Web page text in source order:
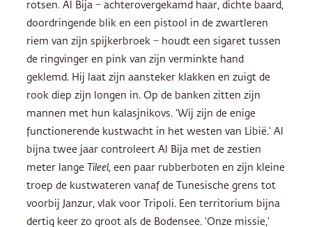
rotsen. Al Bija − achterovergekamd haar, dichte baard,
doordringende blik en een pistool in de zwartleren
riem van zijn spijkerbroek − houdt een sigaret tussen
de ringvinger en pink van zijn verminkte hand
geklemd. Hij laat zijn aansteker klakken en zuigt de
rook diep zijn longen in. Op de banken zitten zijn
mannen met hun kalasjnikovs. ‘Wij zijn de enige
functionerende kustwacht in het westen van Libië.’ Al
bijna twee jaar controleert Al Bija met de zestien
meter lange Tileel, een paar rubberboten en zijn kleine
troep de kustwateren vanaf de Tunesische grens tot
voorbij Janzur, vlak voor Tripoli. Een territorium bijna
dertig keer zo groot als de Bodensee. ‘Onze missie,’